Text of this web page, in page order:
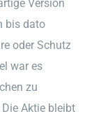
Version
bis dato
oder Schutz
war es
zu
Aktie bleibt